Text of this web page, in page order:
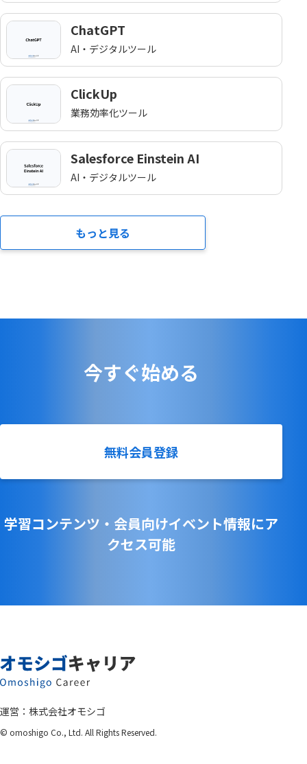
ChatGPT
AI・デジタルツール
ClickUp
業務効率化ツール
Salesforce Einstein AI
AI・デジタルツール
もっと見る
今すぐ始める
無料会員登録
学習コンテンツ・会員向けイベント情報にア
クセス可能
運営： 株式会社オモシゴ
© omoshigo Co., Ltd. All Rights Reserved.